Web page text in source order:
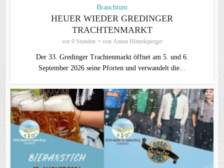
Brauchtum
HEUER WIEDER GREDINGER
TRACHTENMARKT
vor 9 Stunden von Anton Hötzelsperger
Der 33. Gredinger Trachtenmarkt öffnet am 5. und 6.
September 2026 seine Pforten und verwandelt die...